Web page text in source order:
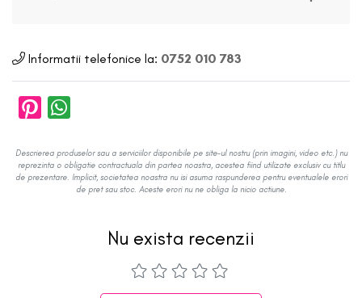
Informatii telefonice la: 0752 010 783
Descrierea produselor sau a serviciilor disponibile pe site-ul nostru (prin imagini, video etc.) nu
reprezinta o obligatie contractuala din partea noastra, acestea fiind utilizate exclusiv cu titlu
de prezentare. Implicit, societatea noastra nu isi asuma raspunderea pentru eventualele erori
de pret sau stoc. Aceste erori nu ne obliga la nicio actiune.
Nu exista recenzii